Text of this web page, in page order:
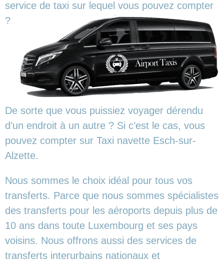
service de taxi sur lequel vous pouvez compter
?
De sorte que vous puissiez voyager dérendu
d’un endroit à un autre ? Si c’est le cas, vous
pouvez compter sur Taxi navette Esch-sur-
Alzette.
Nous sommes le choix idéal pour tous vos
transferts. Parce que nous sommes spécialistes
des transferts pour les aéroports depuis plus de
10 ans dans toute Luxembourg et ses pays
voisins. Nous offrons aussi des services de
transferts interurbains nationaux et